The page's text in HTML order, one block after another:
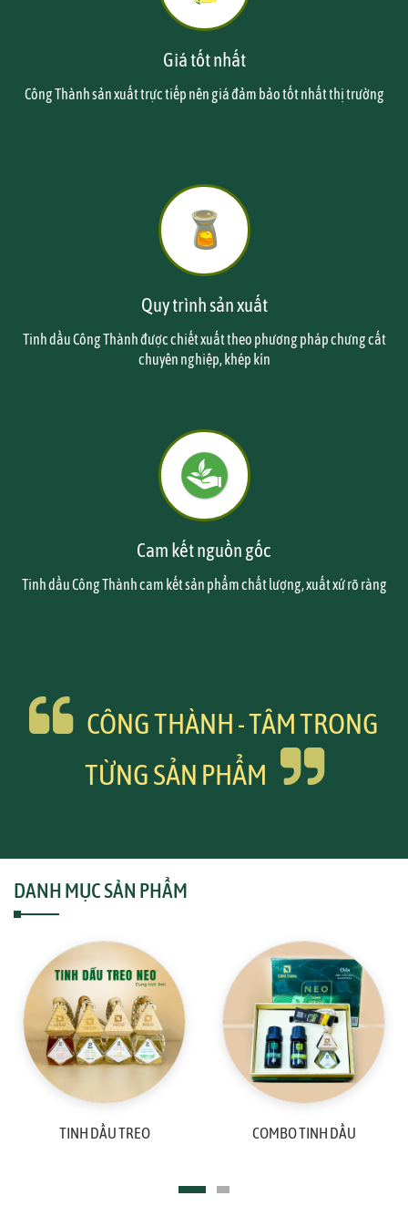
Giá tốt nhất
Công Thành sản xuất trực tiếp nên giá đảm bảo tốt nhất thị trường
Quy trình sản xuất
Tinh dầu Công Thành được chiết xuất theo phương pháp chưng cất
chuyên nghiệp, khép kín
Cam kết nguồn gốc
Tinh dầu Công Thành cam kết sản phẩm chất lượng, xuất xứ rõ ràng
CÔNG THÀNH - TÂM TRONG
TỪNG SẢN PHẨM
DANH MỤC SẢN PHẨM
TINH DẦU TREO COMBO TINH DẦU